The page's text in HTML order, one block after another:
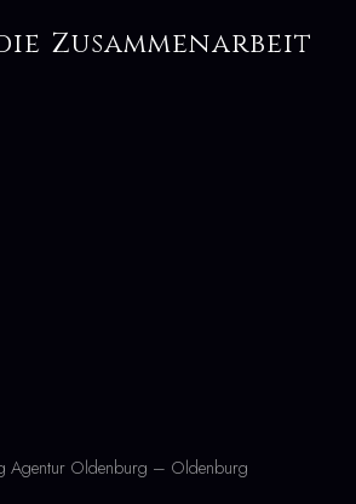
Zusammenarbeit
Agentur Oldenburg – Oldenburg